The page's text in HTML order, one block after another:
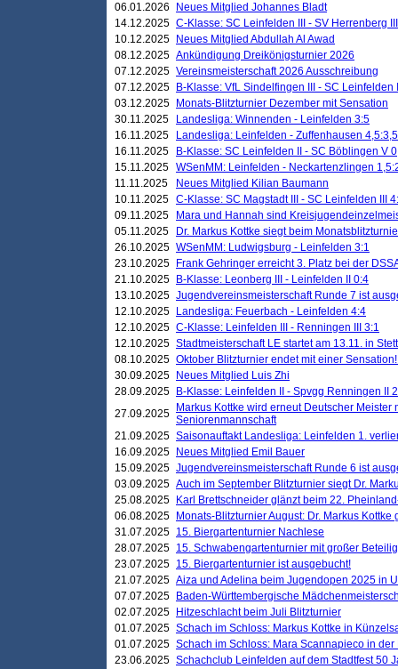
06.01.2026
Neues Mitglied Johannes Bladt
14.12.2025 C-Klasse: SC Leinfelden III - SV Herrenberg
10.12.2025
Neues Mitglied Abdullah Al Awad
08.12.2025 Ankündigung Dreikönigsturnier 2026
07.12.2025 Vereinsmeisterschaft 2026 Ausschreibung
07.12.2025
B-Klasse: VfL Sindelfingen III - SC Leinfelden
03.12.2025
Monats-Blitzturnier Dezember mit Sensation
30.11.2025
Landesliga: Winnenden - Leinfelden 3:5
16.11.2025
Landesliga: Leinfelden - Zuffenhausen 4,5:3,5
16.11.2025
B-Klasse: SC Leinfelden II - SC Böblingen V
15.11.2025 WSenMM: Leinfelden - Neckartenzlingen
11.11.2025
Neues Mitglied Kilian Baumann
10.11.2025 C-Klasse: SC Magstadt III - SC Leinfelden III
09.11.2025
Mara und Hannah sind
05.11.2025
Dr. Markus Kottke siegt beim
26.10.2025 WSenMM: Ludwigsburg - Leinfelden 3:1
23.10.2025
Frank Gehringer erreicht 3. Platz bei der
21.10.2025
B-Klasse: Leonberg III - Leinfelden II 0:4
13.10.2025 Jugendvereinsmeisterschaft Runde 7 ist
12.10.2025
Landesliga: Feuerbach - Leinfelden 4:4
12.10.2025 C-Klasse: Leinfelden III - Renningen III 3:1
12.10.2025 Stadtmeisterschaft LE startet am 13.11. in
08.10.2025 Oktober Blitzturnier endet mit einer
30.09.2025
Neues Mitglied Luis Zhi
28.09.2025
B-Klasse: Leinfelden II - Spvgg Renningen II
27.09.2025
Markus Kottke wird erneut Deutscher Meister
Seniorenmannschaft
21.09.2025 Saisonauftakt Landesliga: Leinfelden 1.
16.09.2025
Neues Mitglied Emil Bauer
15.09.2025 Jugendvereinsmeisterschaft Runde 6 ist
03.09.2025 Auch im September Blitzturnier siegt Dr.
25.08.2025
Karl Brettschneider glänzt beim 22.
06.08.2025
Monats-Blitzturnier August: Dr. Markus Kottke
31.07.2025 15. Biergartenturnier Nachlese
28.07.2025 15. Schwabengartenturnier mit großer
23.07.2025 15. Biergartenturnier ist ausgebucht!
21.07.2025 Aiza und Adelina beim Jugendopen 2025 in
07.07.2025
Baden-Württembergische
02.07.2025
Hitzeschlacht beim Juli Blitzturnier
01.07.2025 Schach im Schloss: Markus Kottke in
01.07.2025 Schach im Schloss: Mara Scannapieco in der
23.06.2025 Schachclub Leinfelden auf dem Stadtfest 50